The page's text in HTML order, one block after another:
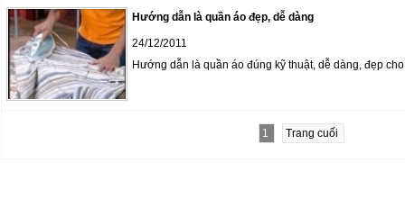
Hướng dẫn là quần áo đẹp, dễ dàng
24/12/2011
Hướng dẫn là quần áo đúng kỹ thuật, dễ dàng, đẹp
1 Trang cuối